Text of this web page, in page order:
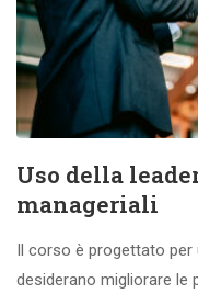
Uso della
manageriali
Il corso è progettato per
desiderano migliorare le